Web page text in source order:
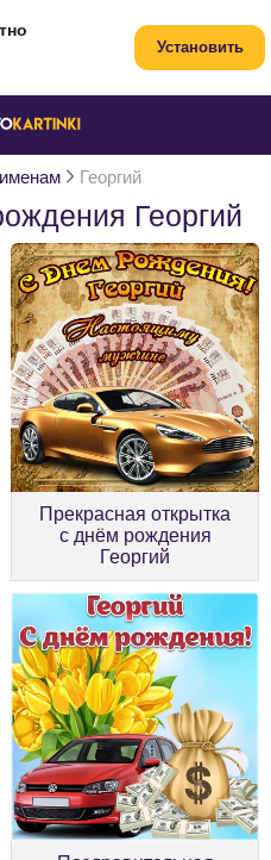
Георгий
Георгий
Прекрасная открытка
с днём рождения
Георгий
Установить